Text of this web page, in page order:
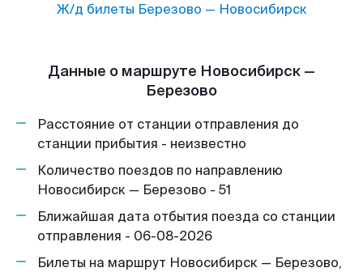
Ж/д билеты Березово — Новосибирск
Данные о маршруте Новосибирск —
Березово
Расстояние от станции отправления до
станции прибытия - неизвестно
Количество поездов по направлению
Новосибирск — Березово - 51
Ближайшая дата отбытия поезда со станции
отправления - 06-08-2026
Билеты на маршрут Новосибирск — Березово,